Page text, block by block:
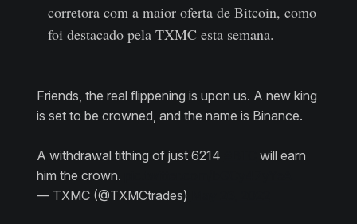
corretora com a maior oferta de Bitcoin, como
foi destacado pela TXMC esta semana.
Friends, the real flippening is upon us. A new king
is set to be crowned, and the name is Binance.
A withdrawal tithing of just 6214
will earn
him the crown.
— TXMC (@TXMCtrades)